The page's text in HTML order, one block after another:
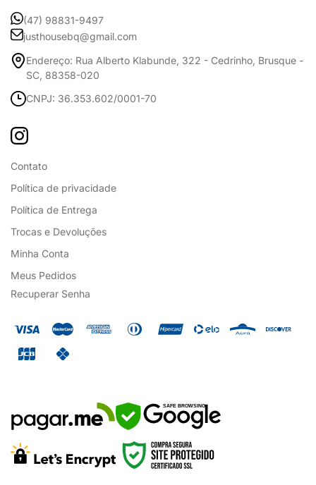
(47) 98831-9497
justhousebq@gmail.com
Endereço: Rua Alberto Klabunde, 322 - Cedrinho, Brusque -
SC, 88358-020
CNPJ: 36.353.602/0001-70
Contato
Política de privacidade
Política de Entrega
Trocas e Devoluções
Minha Conta
Meus Pedidos
Recuperar Senha
SAFE BROWSING